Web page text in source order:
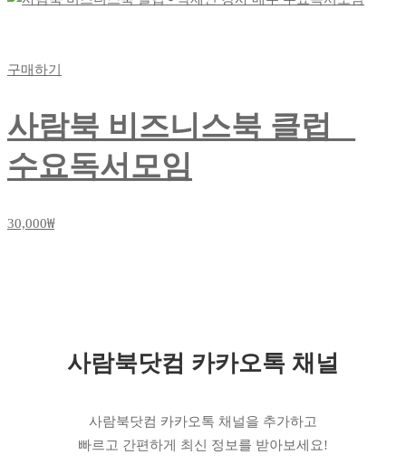
구매하기
사람북 비즈니스북 클럽 _
수요독서모임
30,000₩
사람북닷컴 카카오톡 채널
사람북닷컴 카카오톡 채널을 추가하고
빠르고 간편하게 최신 정보를 받아보세요!